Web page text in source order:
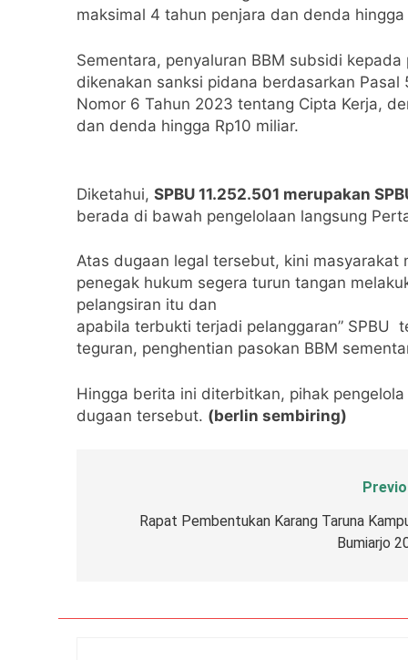
5 Bulan Ago
maksimal 4 tahun penjara dan denda hingga
Sementara, penyaluran BBM subsidi
dikenakan sanksi pidana berdasarkan
Nomor 6 Tahun 2023 tentang Cipta Kerja,
dan denda hingga Rp10 miliar.
Diketahui, SPBU 11.252.501 merupakan
berada di bawah pengelolaan langsung
Atas dugaan legal tersebut, kini masyarakat
penegak hukum segera turun tangan
pelangsiran itu dan
apabila terbukti terjadi pelanggaran” SPBU
teguran, penghentian pasokan BBM
Hingga berita ini diterbitkan, pihak
dugaan tersebut. (berlin sembiring)
Rapat Pembentukan Karang Taruna
Bumiarjo